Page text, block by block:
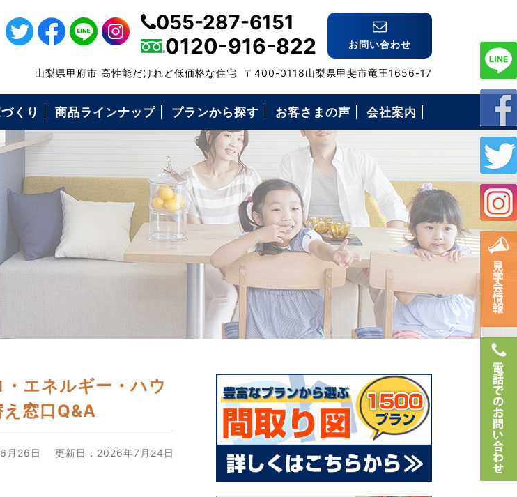
055-287-6151
0120-916-822 お問い合わせ
山梨県甲府市 高性能だけれど低価格な住宅 〒400-0118山梨県甲斐市竜王1656-17
くり 商品ラインナップ プランから探す お客さまの声 会社案内
スタッフ紹介
エネルギー・ハウ
窓口Q&A
月26日 更新日：2026年7月24日